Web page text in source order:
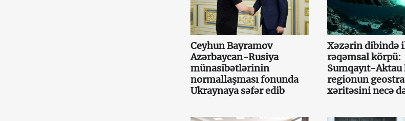
Ceyhun Bayramov
Azərbaycan-Rusiya
münasibətlərinin
normallaşması fonunda
Ukraynaya səfər edib
Xəzərin dibində
rəqəmsal körpü:
Sumqayıt-Aktau
regionun
xəritəsini necə